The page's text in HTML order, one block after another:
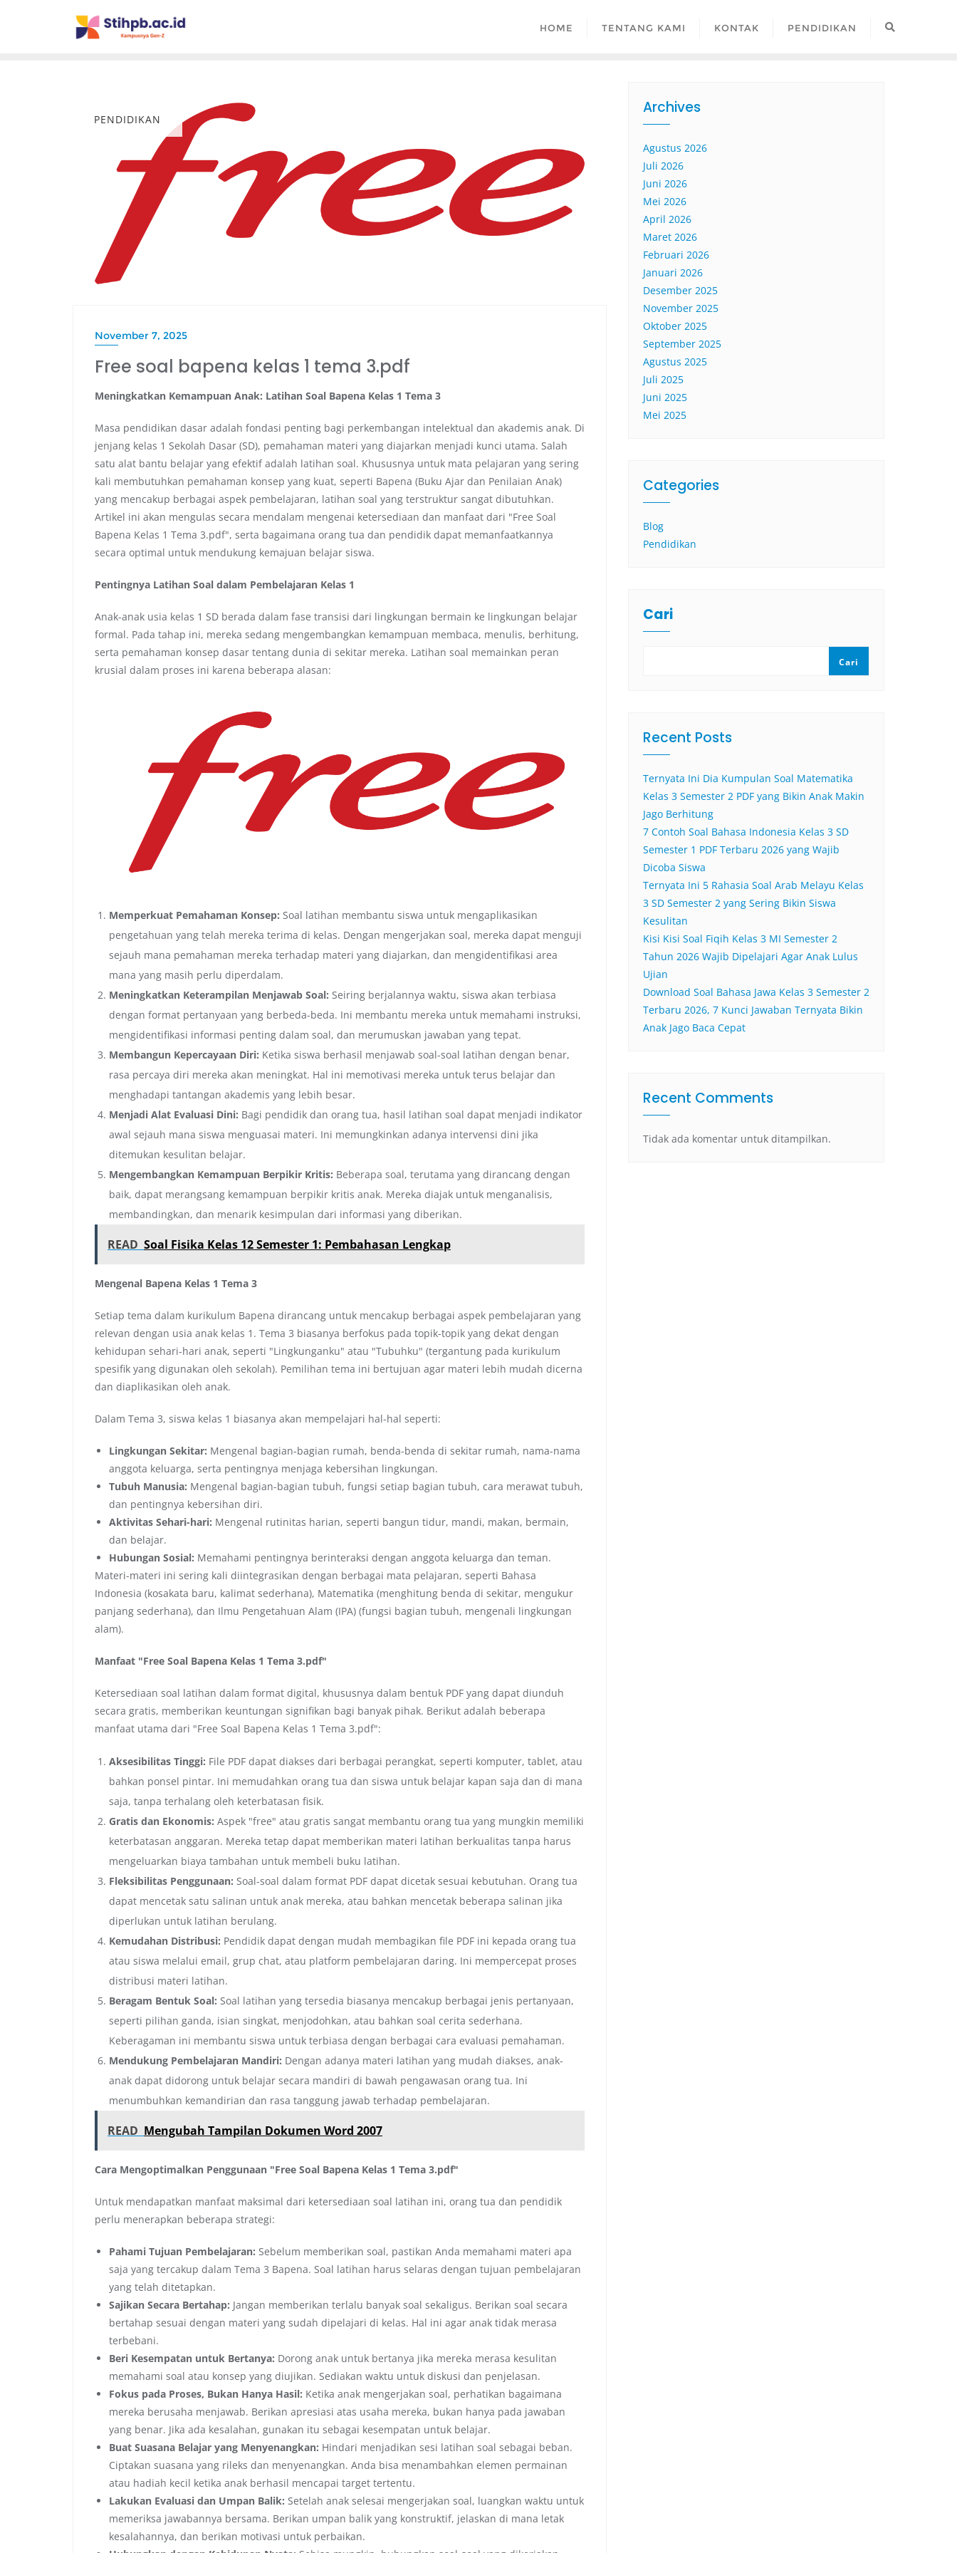
HOME TENTANG KAMI KONTAK PENDIDIKAN
PENDIDIKAN
November 7, 2025
Free soal bapena kelas 1 tema 3.pdf
Meningkatkan Kemampuan Anak: Latihan Soal Bapena Kelas 1 Tema 3
Masa pendidikan dasar adalah fondasi penting bagi perkembangan intelektual dan akademis anak. Di
jenjang kelas 1 Sekolah Dasar (SD), pemahaman materi yang diajarkan menjadi kunci utama. Salah
satu alat bantu belajar yang efektif adalah latihan soal. Khususnya untuk mata pelajaran yang sering
kali membutuhkan pemahaman konsep yang kuat, seperti Bapena (Buku Ajar dan Penilaian Anak)
yang mencakup berbagai aspek pembelajaran, latihan soal yang terstruktur sangat dibutuhkan.
Artikel ini akan mengulas secara mendalam mengenai ketersediaan dan manfaat dari "Free Soal
Bapena Kelas 1 Tema 3.pdf", serta bagaimana orang tua dan pendidik dapat memanfaatkannya
secara optimal untuk mendukung kemajuan belajar siswa.
Pentingnya Latihan Soal dalam Pembelajaran Kelas 1
Anak-anak usia kelas 1 SD berada dalam fase transisi dari lingkungan bermain ke lingkungan belajar
formal. Pada tahap ini, mereka sedang mengembangkan kemampuan membaca, menulis, berhitung,
serta pemahaman konsep dasar tentang dunia di sekitar mereka. Latihan soal memainkan peran
krusial dalam proses ini karena beberapa alasan:
Memperkuat Pemahaman Konsep: Soal latihan membantu siswa untuk mengaplikasikan
pengetahuan yang telah mereka terima di kelas. Dengan mengerjakan soal, mereka dapat menguji
sejauh mana pemahaman mereka terhadap materi yang diajarkan, dan mengidentifikasi area
mana yang masih perlu diperdalam.
Meningkatkan Keterampilan Menjawab Soal: Seiring berjalannya waktu, siswa akan terbiasa
dengan format pertanyaan yang berbeda-beda. Ini membantu mereka untuk memahami instruksi,
mengidentifikasi informasi penting dalam soal, dan merumuskan jawaban yang tepat.
Membangun Kepercayaan Diri: Ketika siswa berhasil menjawab soal-soal latihan dengan benar,
rasa percaya diri mereka akan meningkat. Hal ini memotivasi mereka untuk terus belajar dan
menghadapi tantangan akademis yang lebih besar.
Menjadi Alat Evaluasi Dini: Bagi pendidik dan orang tua, hasil latihan soal dapat menjadi indikator
awal sejauh mana siswa menguasai materi. Ini memungkinkan adanya intervensi dini jika
ditemukan kesulitan belajar.
Mengembangkan Kemampuan Berpikir Kritis: Beberapa soal, terutama yang dirancang dengan
baik, dapat merangsang kemampuan berpikir kritis anak. Mereka diajak untuk menganalisis,
membandingkan, dan menarik kesimpulan dari informasi yang diberikan.
READ Soal Fisika Kelas 12 Semester 1: Pembahasan Lengkap
Mengenal Bapena Kelas 1 Tema 3
Setiap tema dalam kurikulum Bapena dirancang untuk mencakup berbagai aspek pembelajaran yang
relevan dengan usia anak kelas 1. Tema 3 biasanya berfokus pada topik-topik yang dekat dengan
kehidupan sehari-hari anak, seperti "Lingkunganku" atau "Tubuhku" (tergantung pada kurikulum
spesifik yang digunakan oleh sekolah). Pemilihan tema ini bertujuan agar materi lebih mudah dicerna
dan diaplikasikan oleh anak.
Dalam Tema 3, siswa kelas 1 biasanya akan mempelajari hal-hal seperti:
Lingkungan Sekitar: Mengenal bagian-bagian rumah, benda-benda di sekitar rumah, nama-nama
anggota keluarga, serta pentingnya menjaga kebersihan lingkungan.
Tubuh Manusia: Mengenal bagian-bagian tubuh, fungsi setiap bagian tubuh, cara merawat tubuh,
dan pentingnya kebersihan diri.
Aktivitas Sehari-hari: Mengenal rutinitas harian, seperti bangun tidur, mandi, makan, bermain,
dan belajar.
Hubungan Sosial: Memahami pentingnya berinteraksi dengan anggota keluarga dan teman.
Materi-materi ini sering kali diintegrasikan dengan berbagai mata pelajaran, seperti Bahasa
Indonesia (kosakata baru, kalimat sederhana), Matematika (menghitung benda di sekitar, mengukur
panjang sederhana), dan Ilmu Pengetahuan Alam (IPA) (fungsi bagian tubuh, mengenali lingkungan
alam).
Manfaat "Free Soal Bapena Kelas 1 Tema 3.pdf"
Ketersediaan soal latihan dalam format digital, khususnya dalam bentuk PDF yang dapat diunduh
secara gratis, memberikan keuntungan signifikan bagi banyak pihak. Berikut adalah beberapa
manfaat utama dari "Free Soal Bapena Kelas 1 Tema 3.pdf":
Aksesibilitas Tinggi: File PDF dapat diakses dari berbagai perangkat, seperti komputer, tablet, atau
bahkan ponsel pintar. Ini memudahkan orang tua dan siswa untuk belajar kapan saja dan di mana
saja, tanpa terhalang oleh keterbatasan fisik.
Gratis dan Ekonomis: Aspek "free" atau gratis sangat membantu orang tua yang mungkin memiliki
keterbatasan anggaran. Mereka tetap dapat memberikan materi latihan berkualitas tanpa harus
mengeluarkan biaya tambahan untuk membeli buku latihan.
Fleksibilitas Penggunaan: Soal-soal dalam format PDF dapat dicetak sesuai kebutuhan. Orang tua
dapat mencetak satu salinan untuk anak mereka, atau bahkan mencetak beberapa salinan jika
diperlukan untuk latihan berulang.
Kemudahan Distribusi: Pendidik dapat dengan mudah membagikan file PDF ini kepada orang tua
atau siswa melalui email, grup chat, atau platform pembelajaran daring. Ini mempercepat proses
distribusi materi latihan.
Beragam Bentuk Soal: Soal latihan yang tersedia biasanya mencakup berbagai jenis pertanyaan,
seperti pilihan ganda, isian singkat, menjodohkan, atau bahkan soal cerita sederhana.
Keberagaman ini membantu siswa untuk terbiasa dengan berbagai cara evaluasi pemahaman.
Mendukung Pembelajaran Mandiri: Dengan adanya materi latihan yang mudah diakses, anak-
anak dapat didorong untuk belajar secara mandiri di bawah pengawasan orang tua. Ini
menumbuhkan kemandirian dan rasa tanggung jawab terhadap pembelajaran.
READ Mengubah Tampilan Dokumen Word 2007
Cara Mengoptimalkan Penggunaan "Free Soal Bapena Kelas 1 Tema 3.pdf"
Untuk mendapatkan manfaat maksimal dari ketersediaan soal latihan ini, orang tua dan pendidik
perlu menerapkan beberapa strategi:
Pahami Tujuan Pembelajaran: Sebelum memberikan soal, pastikan Anda memahami materi apa
saja yang tercakup dalam Tema 3 Bapena. Soal latihan harus selaras dengan tujuan pembelajaran
yang telah ditetapkan.
Sajikan Secara Bertahap: Jangan memberikan terlalu banyak soal sekaligus. Berikan soal secara
bertahap sesuai dengan materi yang sudah dipelajari di kelas. Hal ini agar anak tidak merasa
terbebani.
Beri Kesempatan untuk Bertanya: Dorong anak untuk bertanya jika mereka merasa kesulitan
memahami soal atau konsep yang diujikan. Sediakan waktu untuk diskusi dan penjelasan.
Fokus pada Proses, Bukan Hanya Hasil: Ketika anak mengerjakan soal, perhatikan bagaimana
mereka berusaha menjawab. Berikan apresiasi atas usaha mereka, bukan hanya pada jawaban
yang benar. Jika ada kesalahan, gunakan itu sebagai kesempatan untuk belajar.
Buat Suasana Belajar yang Menyenangkan: Hindari menjadikan sesi latihan soal sebagai beban.
Ciptakan suasana yang rileks dan menyenangkan. Anda bisa menambahkan elemen permainan
atau hadiah kecil ketika anak berhasil mencapai target tertentu.
Lakukan Evaluasi dan Umpan Balik: Setelah anak selesai mengerjakan soal, luangkan waktu untuk
memeriksa jawabannya bersama. Berikan umpan balik yang konstruktif, jelaskan di mana letak
kesalahannya, dan berikan motivasi untuk perbaikan.
Archives
Agustus 2026
Juli 2026
Juni 2026
Mei 2026
April 2026
Maret 2026
Februari 2026
Januari 2026
Desember 2025
November 2025
Oktober 2025
September 2025
Agustus 2025
Juli 2025
Juni 2025
Mei 2025
Categories
Blog
Pendidikan
Cari
Cari
Recent Posts
Ternyata Ini Dia Kumpulan Soal Matematika
Kelas 3 Semester 2 PDF yang Bikin Anak Makin
Jago Berhitung
7 Contoh Soal Bahasa Indonesia Kelas 3 SD
Semester 1 PDF Terbaru 2026 yang Wajib
Dicoba Siswa
Ternyata Ini 5 Rahasia Soal Arab Melayu Kelas
3 SD Semester 2 yang Sering Bikin Siswa
Kesulitan
Kisi Kisi Soal Fiqih Kelas 3 MI Semester 2
Tahun 2026 Wajib Dipelajari Agar Anak Lulus
Ujian
Download Soal Bahasa Jawa Kelas 3 Semester 2
Terbaru 2026, 7 Kunci Jawaban Ternyata Bikin
Anak Jago Baca Cepat
Recent Comments
Tidak ada komentar untuk ditampilkan.